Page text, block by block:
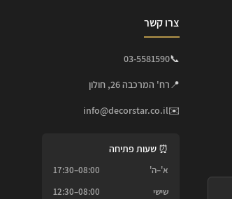
צרו קשר
📞
03-5581590
📍רח' המרכבה 26, חולון
✉️
info@decorstar.co.il
⏰ שעות פתיחה
א'–ה'
08:00–17:30
שישי
08:00–12:30